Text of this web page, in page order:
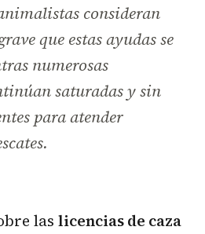
consideran
que estas ayudas se
numerosas
saturadas y sin
para atender
las licencias de caza